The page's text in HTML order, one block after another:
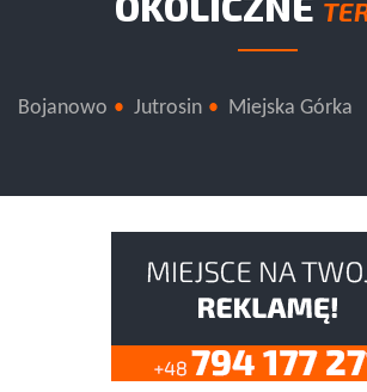
Bojanowo Jutrosin Miejska Górka